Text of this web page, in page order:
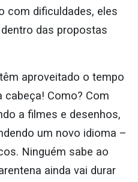
com dificuldades, eles
das propostas
aproveitado o tempo
cabeça! Como? Com
a filmes e desenhos,
um novo idioma –
Ninguém sabe ao
ainda vai durar